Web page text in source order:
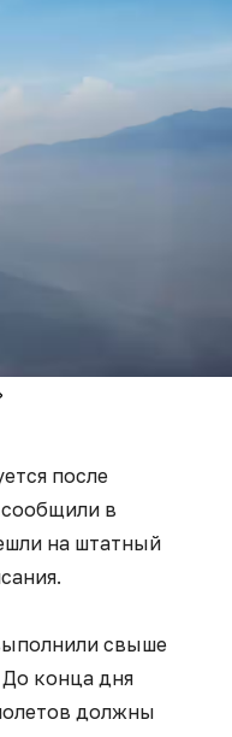
после
в
на штатный
свыше
До конца дня
должны